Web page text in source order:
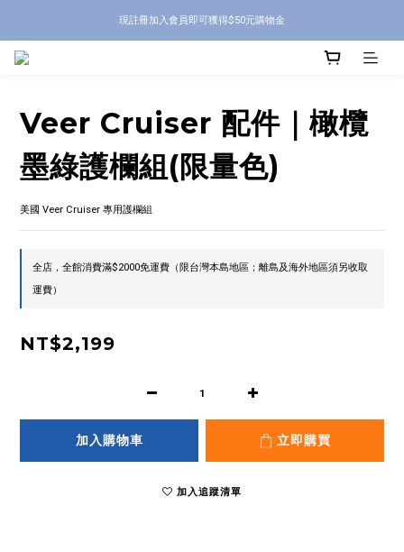
現註冊加入會員即可獲得$50元購物金
Veer Cruiser 配件｜橄欖
墨綠護欄組(限量色)
美國 Veer Cruiser 專用護欄組
全店，全館消費滿$2000免運費（限台灣本島地區；離島及海外地區須另收取
運費）
NT$2,199
加入購物車 立即購買
加入追蹤清單